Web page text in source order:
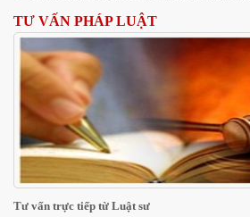
TƯ VẤN PHÁP LUẬT
Tư vấn trực tiếp từ Luật sư